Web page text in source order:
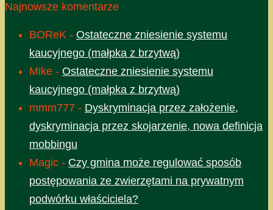
Najnowsze komentarze
BOReK - Ostateczne zniesienie systemu
kaucyjnego (małpka z brzytwą)
Mike - Ostateczne zniesienie systemu
kaucyjnego (małpka z brzytwą)
mmm777 - Dyskryminacja przez założenie,
dyskryminacja przez skojarzenie, nowa definicja
mobbingu
Magic - Czy gmina może regulować sposób
postępowania ze zwierzętami na prywatnym
podwórku właściciela?